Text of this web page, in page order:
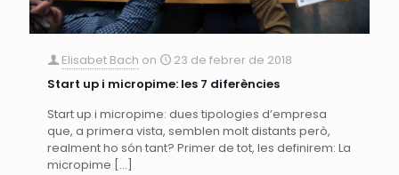
Elisabet Bach on
23 de febrer de 2018
Start up i micropime: les 7 diferències
Start up i micropime: dues tipologies d’empresa
que, a primera vista, semblen molt distants però,
realment ho són tant? Primer de tot, les definirem: La
micropime […]